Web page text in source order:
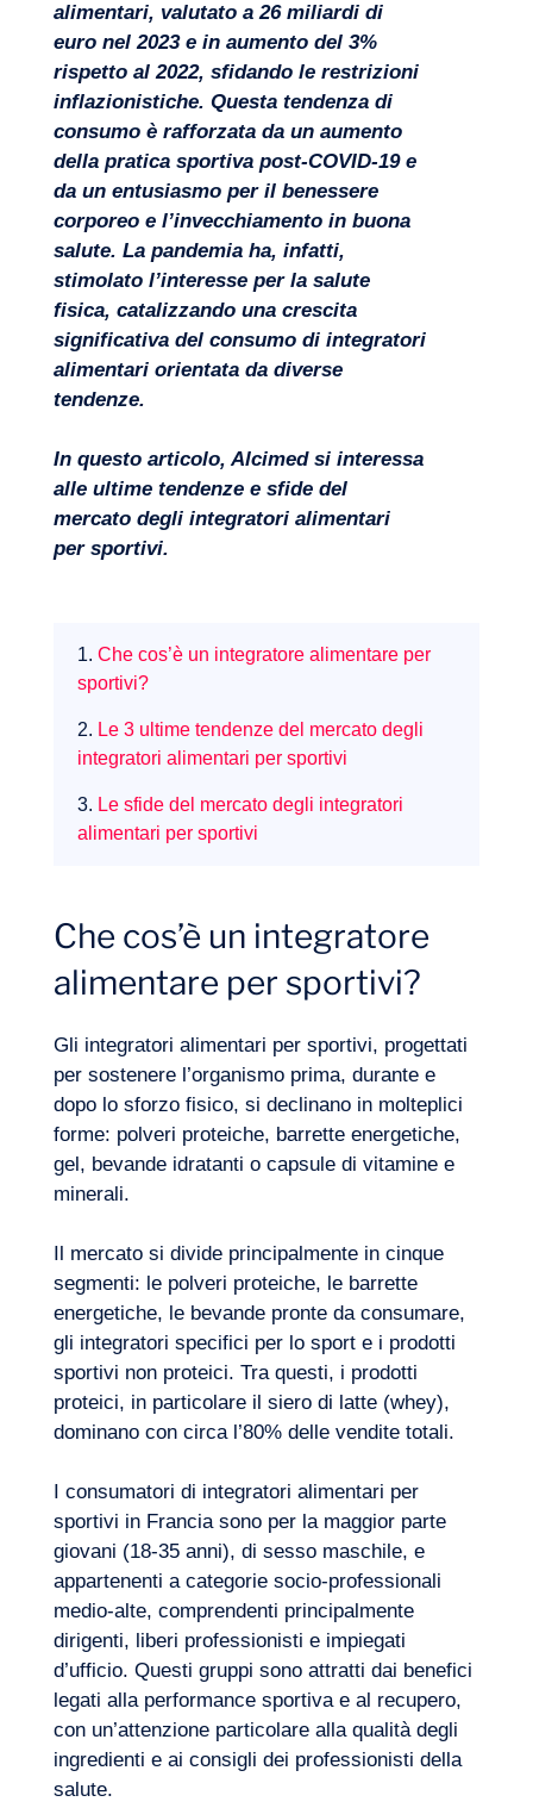
Competenze
Volete salire a bordo?
alimentari, valutato a 26 miliardi di
euro nel 2023 e in aumento del 3%
rispetto al 2022, sfidando le restrizioni
inflazionistiche. Questa tendenza di
consumo è rafforzata da un aumento
della pratica sportiva post-COVID-19 e
da un entusiasmo per il benessere
corporeo e l’invecchiamento in buona
salute. La pandemia ha, infatti,
stimolato l’interesse per la salute
fisica, catalizzando una crescita
significativa del consumo di integratori
alimentari orientata da diverse
tendenze.
In questo articolo, Alcimed si interessa
alle ultime tendenze e sfide del
mercato degli integratori alimentari
per sportivi.
1. Che cos’è un integratore alimentare per
sportivi?
2. Le 3 ultime tendenze del mercato degli
integratori alimentari per sportivi
3. Le sfide del mercato degli integratori
alimentari per sportivi
Che cos’è un integratore
alimentare per sportivi?
Gli integratori alimentari per sportivi, progettati
per sostenere l’organismo prima, durante e
dopo lo sforzo fisico, si declinano in molteplici
forme: polveri proteiche, barrette energetiche,
gel, bevande idratanti o capsule di vitamine e
minerali.
Il mercato si divide principalmente in cinque
segmenti: le polveri proteiche, le barrette
energetiche, le bevande pronte da consumare,
gli integratori specifici per lo sport e i prodotti
sportivi non proteici. Tra questi, i prodotti
proteici, in particolare il siero di latte (whey),
dominano con circa l’80% delle vendite totali.
I consumatori di integratori alimentari per
sportivi in Francia sono per la maggior parte
giovani (18-35 anni), di sesso maschile, e
appartenenti a categorie socio-professionali
medio-alte, comprendenti principalmente
dirigenti, liberi professionisti e impiegati
d’ufficio. Questi gruppi sono attratti dai benefici
legati alla performance sportiva e al recupero,
con un’attenzione particolare alla qualità degli
ingredienti e ai consigli dei professionisti della
salute.